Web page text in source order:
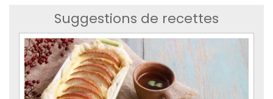
Suggestions de recettes